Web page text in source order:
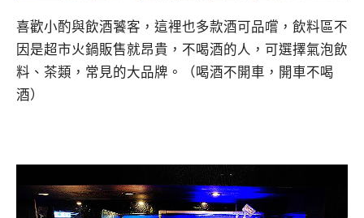
喜歡小酌與飲酒饕客，這裡也多款酒可品嚐，飲料區不
因是超市火鍋販售就昂貴，不喝酒的人，可選擇氣泡飲
料、茶類，常見的大品牌。（喝酒不開車，開車不喝
酒）